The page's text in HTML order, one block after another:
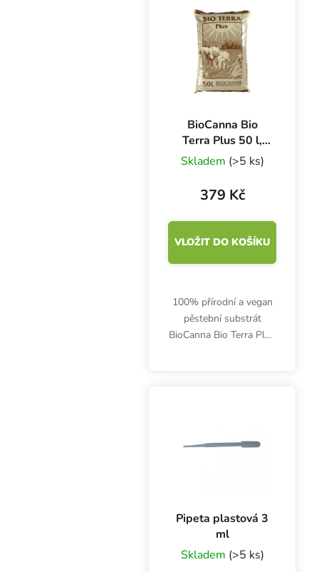
zdravotnický výrobek I.
třídy a prostředek
individuální ochrany...
BioCanna Bio
Terra Plus 50 l,
organický substrát
Skladem (>5 ks)
379 Kč
VLOŽIT DO KOŠÍKU
100% přírodní a vegan
pěstební substrát
BioCanna Bio Terra Plus
Pipeta plastová 3
ml
Skladem (>5 ks)